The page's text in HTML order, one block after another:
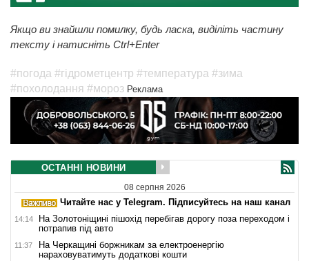
Якщо ви знайшли помилку, будь ласка, виділіть частину
тексту і натисніть Ctrl+Enter
#погода #гідрометцентр #температура #зима
#похолодання #мороз Реклама
ОСТАННІ НОВИНИ
08 серпня 2026
Читайте нас у Telegram. Підписуйтесь на наш канал
14:14
На Золотоніщині пішохід перебігав дорогу поза переходом і
потрапив під авто
11:37
На Черкащині боржникам за електроенергію
нараховуватимуть додаткові кошти